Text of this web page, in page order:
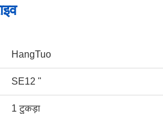
HangTuo
SE12 "
1 टुकड़ा